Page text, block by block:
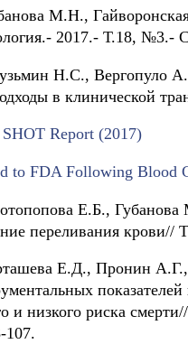
М.Н.,
2017.- Т.18, №3.-
Н.С., Вергопуло
в клинической
Report (2017)
to FDA Following Blood
Е.Б.,
переливания
Е.Д., Пронин А.Г.,
и низкого риска